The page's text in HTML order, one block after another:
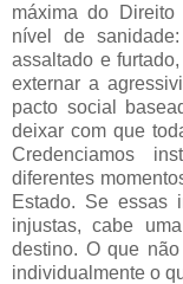
máxima do
nível de
assaltado e
externar a
pacto social
deixar com que
Credenciamos
diferentes
Estado. Se essas
injustas, cabe
destino. O que
individualmente o